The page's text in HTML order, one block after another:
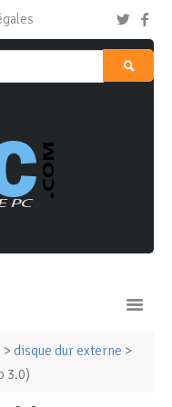
> disque dur externe >
3.0)